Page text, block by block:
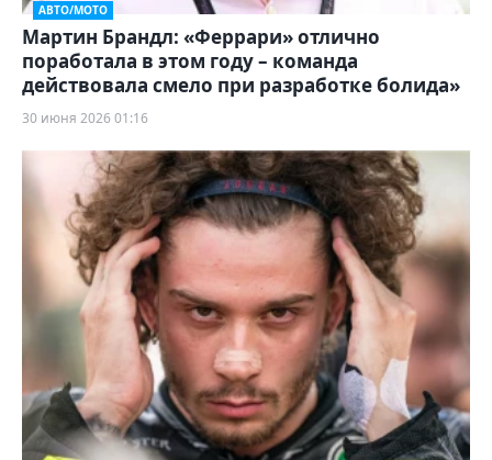
АВТО/МОТО
Мартин Брандл: «Феррари» отлично
поработала в этом году – команда
действовала смело при разработке болида»
30 июня 2026 01:16